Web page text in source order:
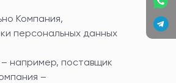
Компания,
персональных данных
например, поставщик
–